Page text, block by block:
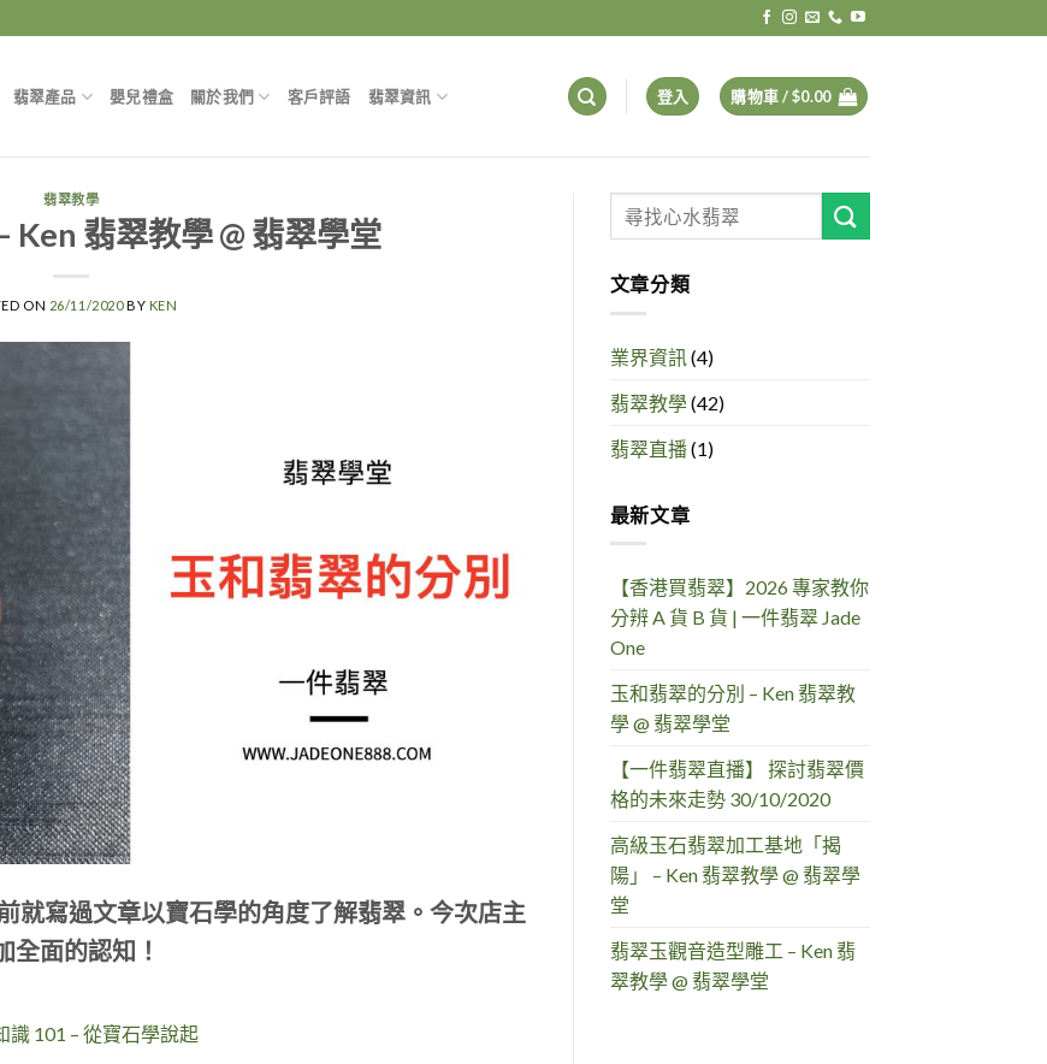
翡翠產品 嬰兒禮盒 關於我們 客戶評語 翡翠資訊 登入 購物車 /$0.00
翡翠教學
Ken 翡翠教學 @ 翡翠學堂
ON 26/11/2020 BY KEN
就寫過文章以寶石學的角度了解翡翠。今次店主
全面的認知！
101 – 從寶石學說起
文章分類
業界資訊 (4)
翡翠教學(42)
翡翠直播(1)
最新文章
【香港買翡翠】2026 專家教你
分辨 A 貨 B 貨 | 一件翡翠 Jade
One
玉和翡翠的分別 – Ken 翡翠教
學 @ 翡翠學堂
【一件翡翠直播】 探討翡翠價
格的未來走勢 30/10/2020
高級玉石翡翠加工基地「揭
陽」 – Ken 翡翠教學 @ 翡翠學
堂
翡翠玉觀音造型雕工 – Ken 翡
翠教學 @ 翡翠學堂